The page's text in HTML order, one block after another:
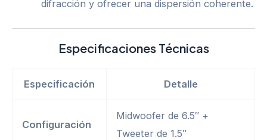
difracción y ofrecer una dispersión coherente.
Especificaciones Técnicas
Especificación Detalle
Configuración
Midwoofer de 6.5″ +
Tweeter de 1.5″